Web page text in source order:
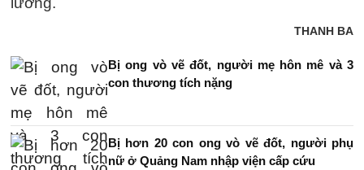
THANH BA
Bị ong vò vẽ đốt, người mẹ hôn mê và 3
con thương tích nặng
Bị hơn 20 con ong vò vẽ đốt, người phụ
nữ ở Quảng Nam nhập viện cấp cứu